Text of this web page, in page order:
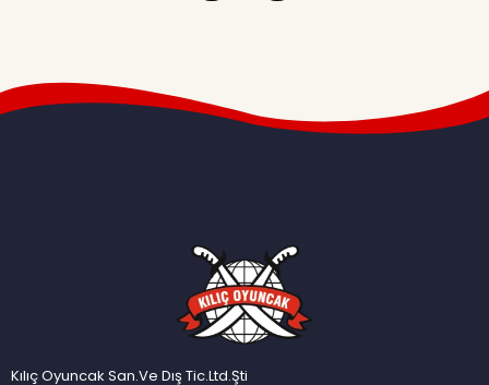
Kılıç Oyuncak San.Ve Dış Tic.Ltd.Şti